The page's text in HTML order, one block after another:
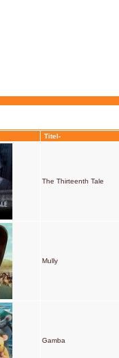
Titel-
The Thirteenth Tale
Mully
Gamba